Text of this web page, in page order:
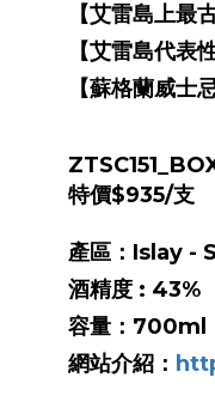
【艾雷島上最
【艾雷島代表
【蘇格蘭威士
特價$935/支
產區：Islay -
酒精度 : 43%
容量：700ml
網站介紹：